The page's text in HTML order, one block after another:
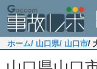
ホーム/ 山口県/ 山口市/